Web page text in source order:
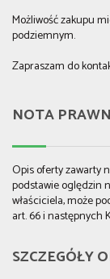
Możliwość zakupu
podziemnym.
Zapraszam do
NOTA
Opis oferty zawarty
podstawie oględzin
właściciela, może
art. 66 i następnych
SZCZEGÓŁY